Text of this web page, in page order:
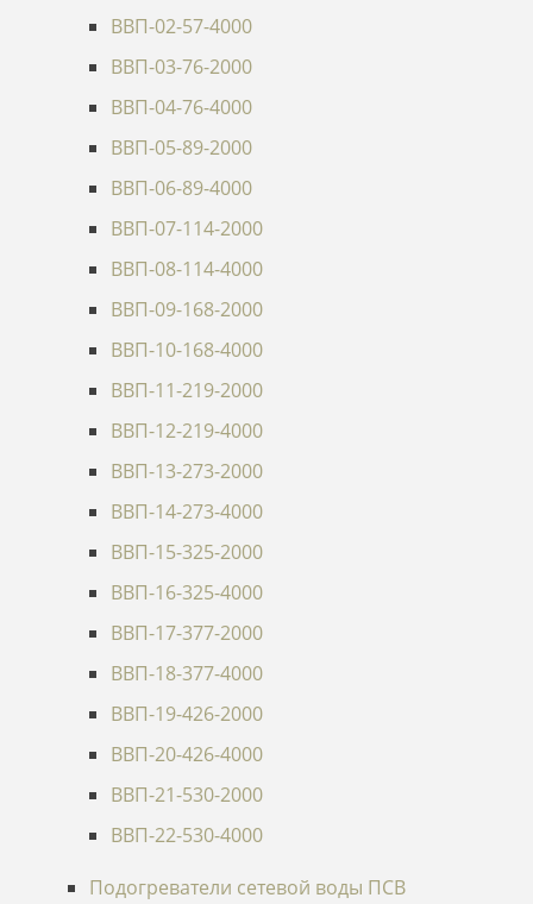
ВВП-02-57-4000
ВВП-03-76-2000
ВВП-04-76-4000
ВВП-05-89-2000
ВВП-06-89-4000
ВВП-07-114-2000
ВВП-08-114-4000
ВВП-09-168-2000
ВВП-10-168-4000
ВВП-11-219-2000
ВВП-12-219-4000
ВВП-13-273-2000
ВВП-14-273-4000
ВВП-15-325-2000
ВВП-16-325-4000
ВВП-17-377-2000
ВВП-18-377-4000
ВВП-19-426-2000
ВВП-20-426-4000
ВВП-21-530-2000
ВВП-22-530-4000
Подогреватели сетевой воды ПСВ